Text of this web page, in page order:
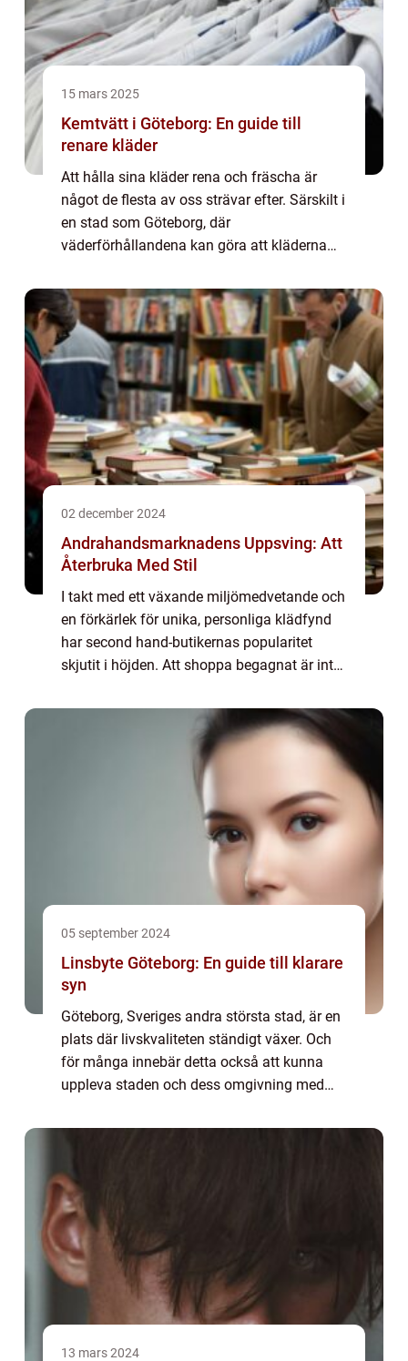
15 mars 2025
Kemtvätt i Göteborg: En guide till
renare kläder
Att hålla sina kläder rena och fräscha är
något de flesta av oss strävar efter. Särskilt i
en stad som Göteborg, där
väderförhållandena kan göra att kläderna
02 december 2024
Andrahandsmarknadens Uppsving: Att
Återbruka Med Stil
I takt med ett växande miljömedvetande och
en förkärlek för unika, personliga klädfynd
har second hand-butikernas popularitet
skjutit i höjden. Att shoppa begagnat är inte
05 september 2024
Linsbyte Göteborg: En guide till klarare
syn
Göteborg, Sveriges andra största stad, är en
plats där livskvaliteten ständigt växer. Och
för många innebär detta också att kunna
uppleva staden och dess omgivning med
13 mars 2024